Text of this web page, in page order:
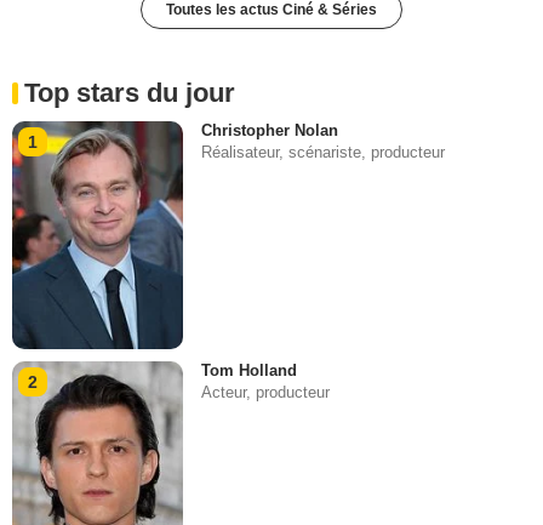
Toutes les actus Ciné & Séries
Top stars du jour
1
Christopher Nolan
Réalisateur, scénariste, producteur
2
Tom Holland
Acteur, producteur